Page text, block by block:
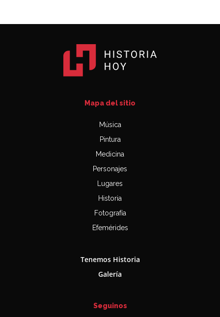
Mapa del sitio
Música
Pintura
Medicina
Personajes
Lugares
Historia
Fotografía
Efemérides
Tenemos Historia
Galería
Seguinos